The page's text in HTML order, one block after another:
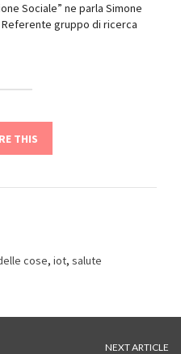
Sociale” ne parla Simone
gruppo di ricerca
THIS
cose, iot, salute
NEXT ARTICLE